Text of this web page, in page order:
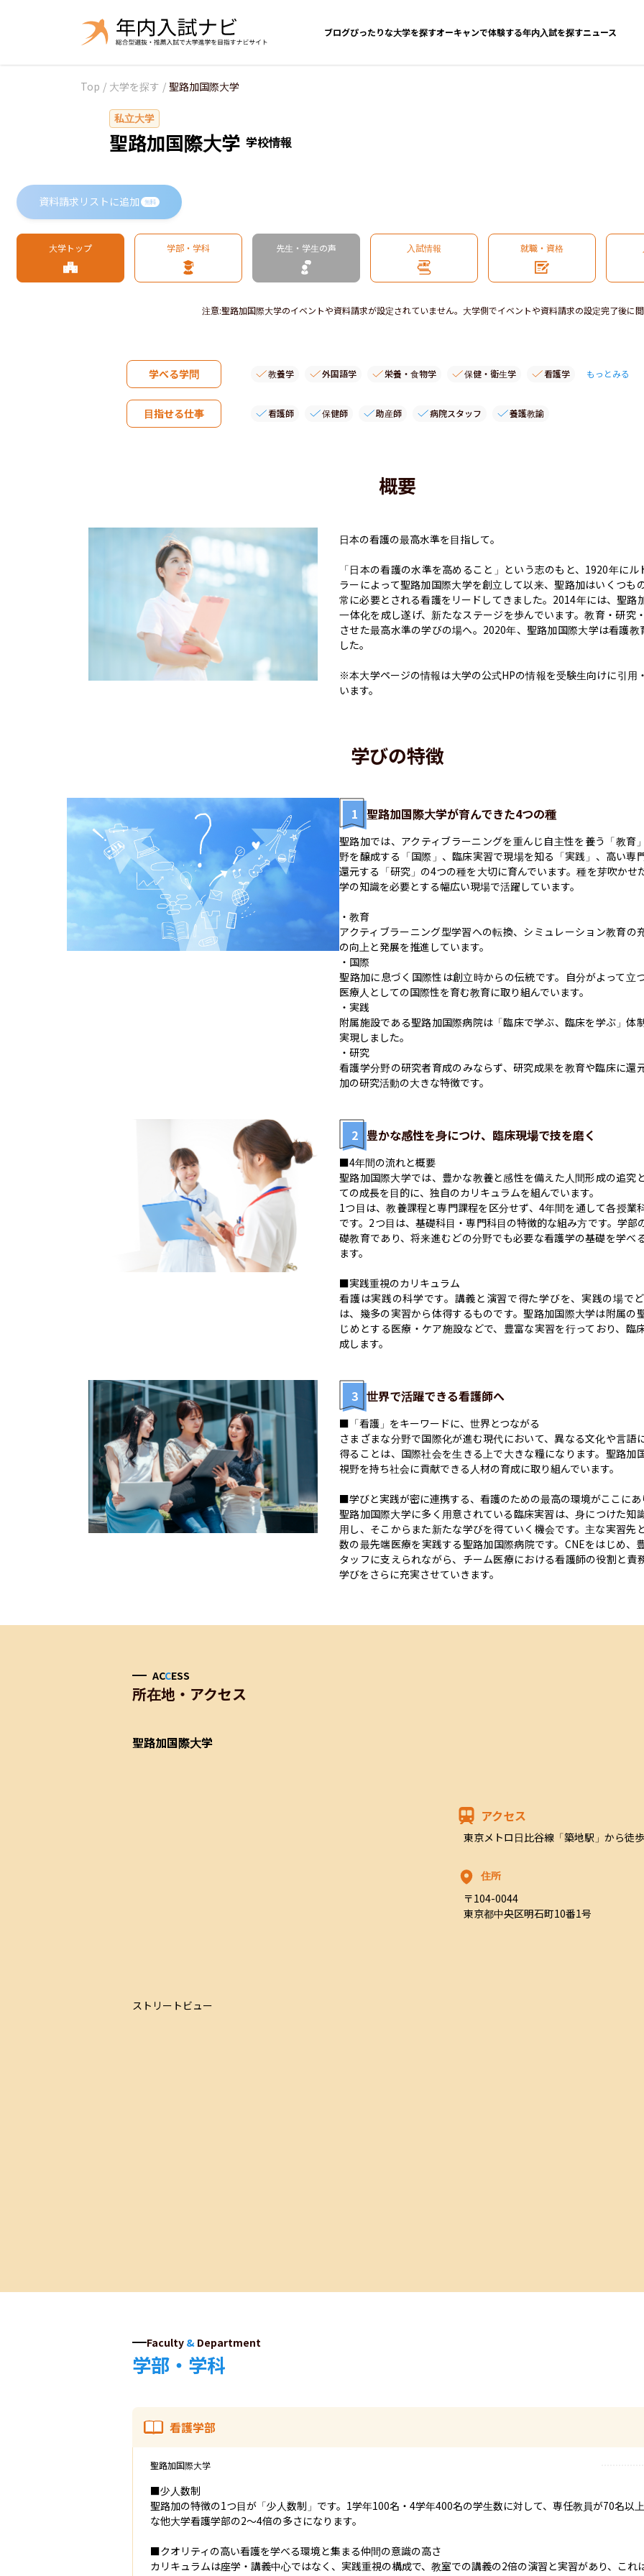
ブログぴったりな大学を探すオーキャンで体験する年内入試を探すニュース
Top / 大学を探す / 聖路加国際大学
私立大学
聖路加国際大学 学校情報
資料請求リストに追加 無料
大学トップ 学部・学科 先生・学生の声 入試情報 就職・資格
注意:聖路加国際大学のイベントや資料請求が設定されていません。大学側でイベントや資料請求の設定完了後に
学べる学問 教養学 外国語学 栄養・食物学 保健・衛生学 看護学 もっとみる
目指せる仕事 看護師 保健師 助産師 病院スタッフ 養護教諭
概要
日本の看護の最高水準を目指して。
「日本の看護の水準を高めること」という志のもと、1920年に
ラーによって聖路加国際大学を創立して以来、聖路加はいくつも
常に必要とされる看護をリードしてきました。2014年には、聖路
一体化を成し遂げ、新たなステージを歩んでいます。教育・研究
させた最高水準の学びの場へ。2020年、聖路加国際大学は看護
した。
※本大学ページの情報は大学の公式HPの情報を受験生向けに引用
います。
学びの特徴
1 聖路加国際大学が育んできた4つの種
聖路加では、アクティブラーニングを重んじ自主性を養う「教育
野を醸成する「国際」、臨床実習で現場を知る「実践」、高い専
還元する「研究」の4つの種を大切に育んでいます。種を芽吹かせ
学の知識を必要とする幅広い現場で活躍しています。
・教育
アクティブラーニング型学習への転換、シミュレーション教育の
の向上と発展を推進しています。
・国際
聖路加に息づく国際性は創立時からの伝統です。自分がよって立
医療人としての国際性を育む教育に取り組んでいます。
・実践
附属施設である聖路加国際病院は「臨床で学ぶ、臨床を学ぶ」体
実現しました。
・研究
看護学分野の研究者育成のみならず、研究成果を教育や臨床に還
加の研究活動の大きな特徴です。
2 豊かな感性を身につけ、臨床現場で技を磨く
■4年間の流れと概要
聖路加国際大学では、豊かな教養と感性を備えた人間形成の追究
ての成長を目的に、独自のカリキュラムを組んでいます。
1つ目は、教養課程と専門課程を区分せず、4年間を通して各授業
です。2つ目は、基礎科目・専門科目の特徴的な組み方です。学部
礎教育であり、将来進むどの分野でも必要な看護学の基礎を学べ
ます。
■実践重視のカリキュラム
看護は実践の科学です。講義と演習で得た学びを、実践の場で
は、幾多の実習から体得するものです。聖路加国際大学は附属の
じめとする医療・ケア施設などで、豊富な実習を行っており、臨
成します。
3 世界で活躍できる看護師へ
■「看護」をキーワードに、世界とつながる
さまざまな分野で国際化が進む現代において、異なる文化や言語
得ることは、国際社会を生きる上で大きな糧になります。聖路加
視野を持ち社会に貢献できる人材の育成に取り組んでいます。
■学びと実践が密に連携する、看護のための最高の環境がここにあ
聖路加国際大学に多く用意されている臨床実習は、身につけた知
用し、そこからまた新たな学びを得ていく機会です。主な実習先
数の最先端医療を実践する聖路加国際病院です。CNEをはじめ、
タッフに支えられながら、チーム医療における看護師の役割と責
学びをさらに充実させていきます。
ACCESS
所在地・アクセス
聖路加国際大学
アクセス
東京メトロ日比谷線「築地駅」から徒
住所
〒104-0044
東京都中央区明石町10番1号
ストリートビュー
Faculty & Department
学部・学科
看護学部
聖路加国際大学
■少人数制
聖路加の特徴の1つ目が「少人数制」です。1学年100名・4学年400名の学生数に対して、専任教員が70名以
な他大学看護学部の2～4倍の多さになります。
■クオリティの高い看護を学べる環境と集まる仲間の意識の高さ
カリキュラムは座学・講義中心ではなく、実践重視の構成で、教室での講義の2倍の演習と実習があり、これ